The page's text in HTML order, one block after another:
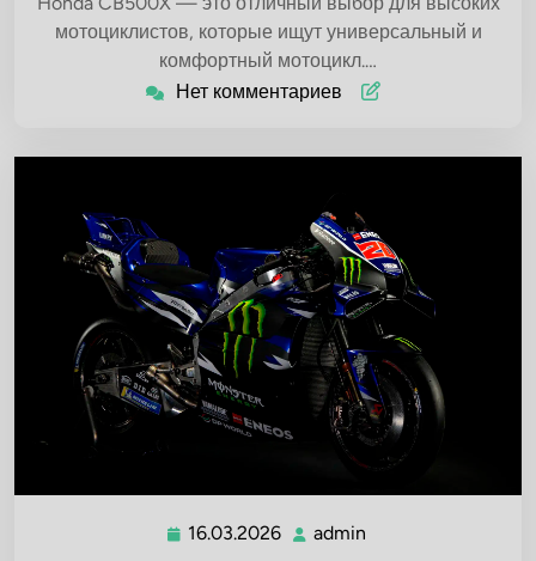
мотоциклистов, которые ищут универсальный и
комфортный мотоцикл.…
Нет комментариев
16.03.2026 16.03.2026
admin